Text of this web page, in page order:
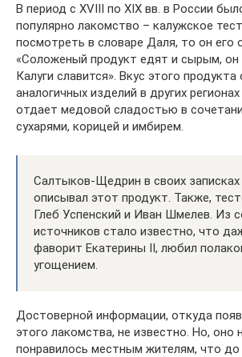
В период с XVIII по XIX вв. в России
популярно лакомство – калужское
посмотреть в словаре Даля, то он его
«Соложеный продукт едят и сырым, он
Калуги славится». Вкус этого
аналогичных изделий в других
отдает медовой сладостью в
сухарями, корицей и имбирем.
Салтыков-Щедрин в своих
описывал этот продукт. Также,
Глеб Успенский и Иван Шмелев. Из
источников стало известно, что
фаворит Екатерины II, любил
угощением.
Достоверной информации, откуда
этого лакомства, не известно. Но, оно
понравилось местным жителям, что